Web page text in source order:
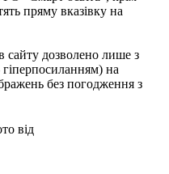
пряму вказівку на
сайту дозволено лише з
на
без погодження з
від